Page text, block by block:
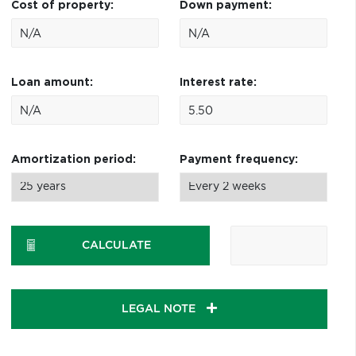
Cost of property: Down payment:
Loan amount: Interest rate:
Amortization period: Payment frequency:
CALCULATE
LEGAL NOTE